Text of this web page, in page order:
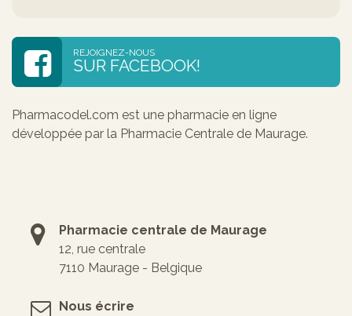
REJOIGNEZ-NOUS
SUR FACEBOOK!
Pharmacodel.com est une pharmacie en ligne
développée par la Pharmacie Centrale de Maurage.
Pharmacie centrale de Maurage
12, rue centrale
7110 Maurage - Belgique
Nous écrire